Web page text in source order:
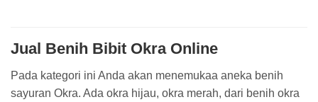
Jual Benih Bibit Okra Online
Pada kategori ini Anda akan menemukaa aneka benih
sayuran Okra. Ada okra hijau, okra merah, dari benih okra